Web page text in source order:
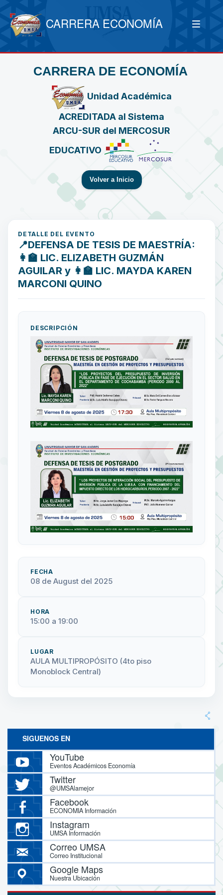
CARRERA ECONOMÍA
CARRERA DE ECONOMÍA
Unidad Académica
ACREDITADA al Sistema
ARCU-SUR del MERCOSUR
EDUCATIVO
Volver a Inicio
DETALLE DEL EVENTO
📍DEFENSA DE TESIS DE MAESTRÍA:
👩‍🏫 LIC. ELIZABETH GUZMÁN
AGUILAR y 👩‍🏫 LIC. MAYDA KAREN
MARCONI QUINO
DESCRIPCIÓN
FECHA
08 de August del 2025
HORA
15:00 a 19:00
LUGAR
AULA MULTIPROPÓSITO (4to piso
Monoblock Central)
SIGUENOS EN
YouTube
Eventos Académicos Economía
Twitter
@UMSAlamejor
Facebook
ECONOMIA Información
Instagram
UMSA Información
Correo UMSA
Correo Institucional
Google Maps
Nuestra Ubicación